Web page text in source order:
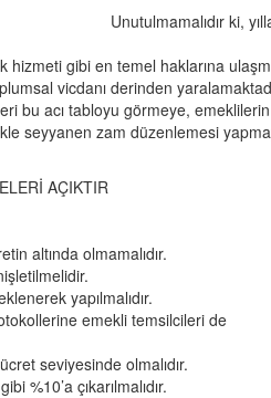
Unutulmamalıdır ki,
hizmeti gibi en temel haklarına
vicdanı derinden
bu acı tabloyu görmeye, emeklilerin
seyyanen zam düzenlemesi
AÇIKTIR
altında olmamalıdır.
yapılmalıdır.
emekli temsilcileri de
seviyesinde olmalıdır.
%10’a çıkarılmalıdır.